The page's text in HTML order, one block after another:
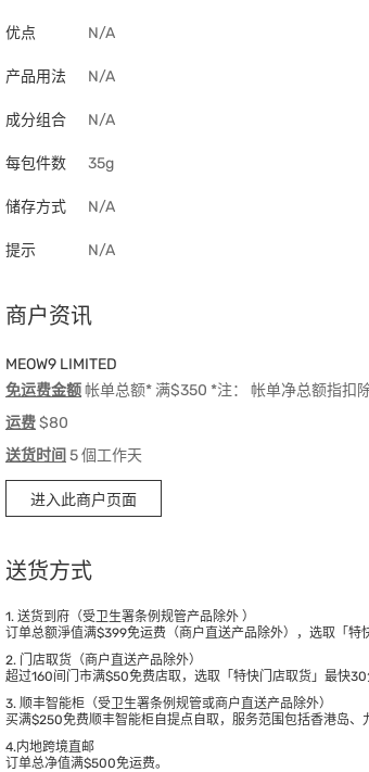
优点 N/A
产品用法 N/A
成分组合 N/A
每包件数 35g
储存方式 N/A
提示 N/A
商户资讯
MEOW9 LIMITED
免运费金额帐单总额* 满$350 *注： 帐单净总额指扣
运费$80
送货时间 5 個工作天
进入此商户页面
送货方式
1. 送货到府（受卫生署条例规管产品除外 ）
订单总额淨值满$399免运费（商户直送产品除外），选取「特
2. 门店取货（商户直送产品除外）
超过160间门市满$50免费店取，选取「特快门店取货」最快30
3. 顺丰智能柜（受卫生署条例规管或商户直送产品除外）
买满$250免费顺丰智能柜自提点自取，服务范围包括香港岛、
4.内地跨境直邮
订单总净值满$500免运费。